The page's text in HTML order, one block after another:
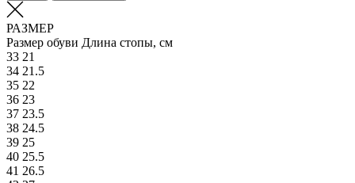
РАЗМЕР
Размер обуви Длина стопы, см
33 21
34 21.5
35 22
36 23
37 23.5
38 24.5
39 25
40 25.5
41 26.5